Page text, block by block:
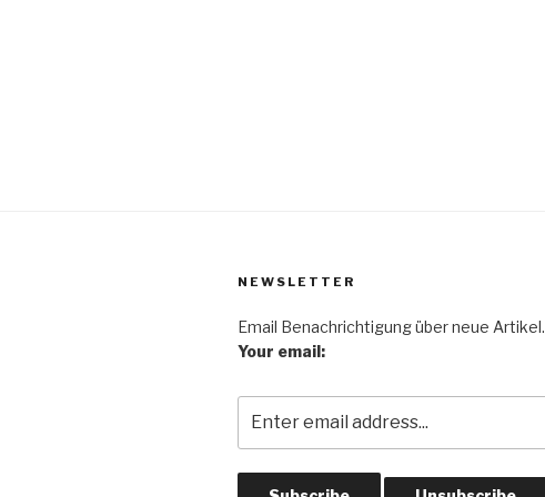
NEWSLETTER
Email Benachrichtigung über neue Artikel.
Your email: